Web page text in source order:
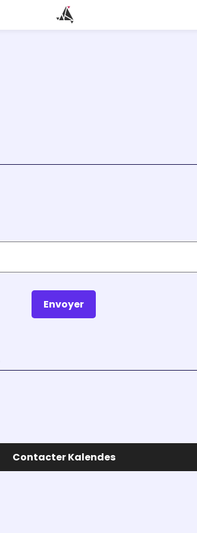
Envoyer
Contacter Kalendes